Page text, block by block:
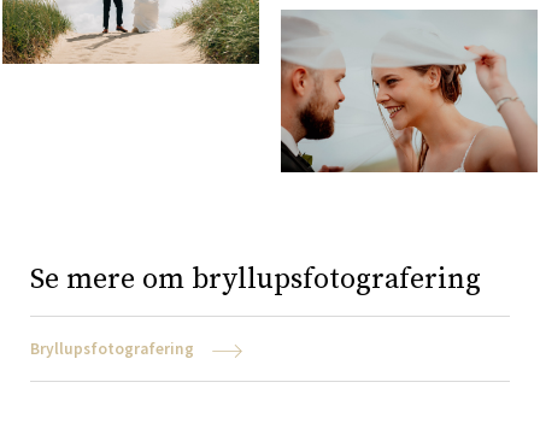
Se mere om bryllupsfotografering
Bryllupsfotografering